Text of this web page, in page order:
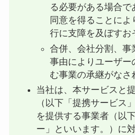
る必要がある場合で
同意を得ることに
行に支障を及ぼすお
合併、会社分割、事
事由によりユーザー
む事業の承継がなさ
当社は、本サービスと
（以下「提携サービス
を提供する事業者（以
ー」といいます。）に